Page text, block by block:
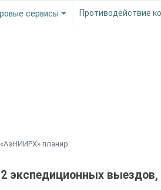
сервисы Противодействие
планир
экспедиционных